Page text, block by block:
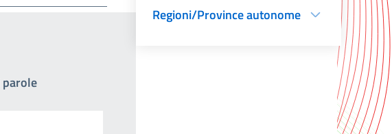
parole
Regioni/Province autonome